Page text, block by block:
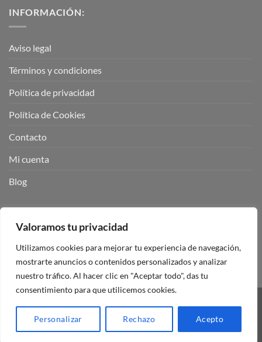
Valoramos tu privacidad
Utilizamos cookies para mejorar tu experiencia de navegación,
mostrarte anuncios o contenidos personalizados y analizar
nuestro tráfico. Al hacer clic en "Aceptar todo", das tu
consentimiento para que utilicemos cookies.
Personalizar Rechazo Acepto
INFORMACIÓN:
Aviso legal
Términos y condiciones
Política de privacidad
Política de Cookies
Contacto
Mi cuenta
Blog
Visa PayPal Stripe MasterCard
Copyright 2026 ©Mando Garaje Universal Tienda Online España.